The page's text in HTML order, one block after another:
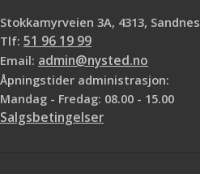
Stokkamyrveien 3A, 4313, Sandnes
Tlf: 51 96 19 99
Email: admin@nysted.no
Åpningstider administrasjon:
Mandag - Fredag: 08.00 - 15.00
Salgsbetingelser